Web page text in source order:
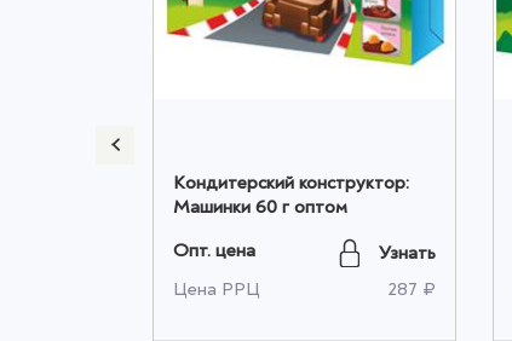
Кондитерский конструктор:
Машинки 60 г оптом
Опт. цена
Узнать
Цена РРЦ
287 ₽